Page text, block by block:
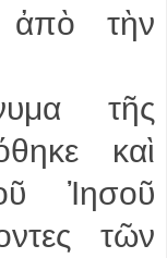
ἀπὸ τὴν
τῆς
καὶ
Ἰησοῦ
τῶν